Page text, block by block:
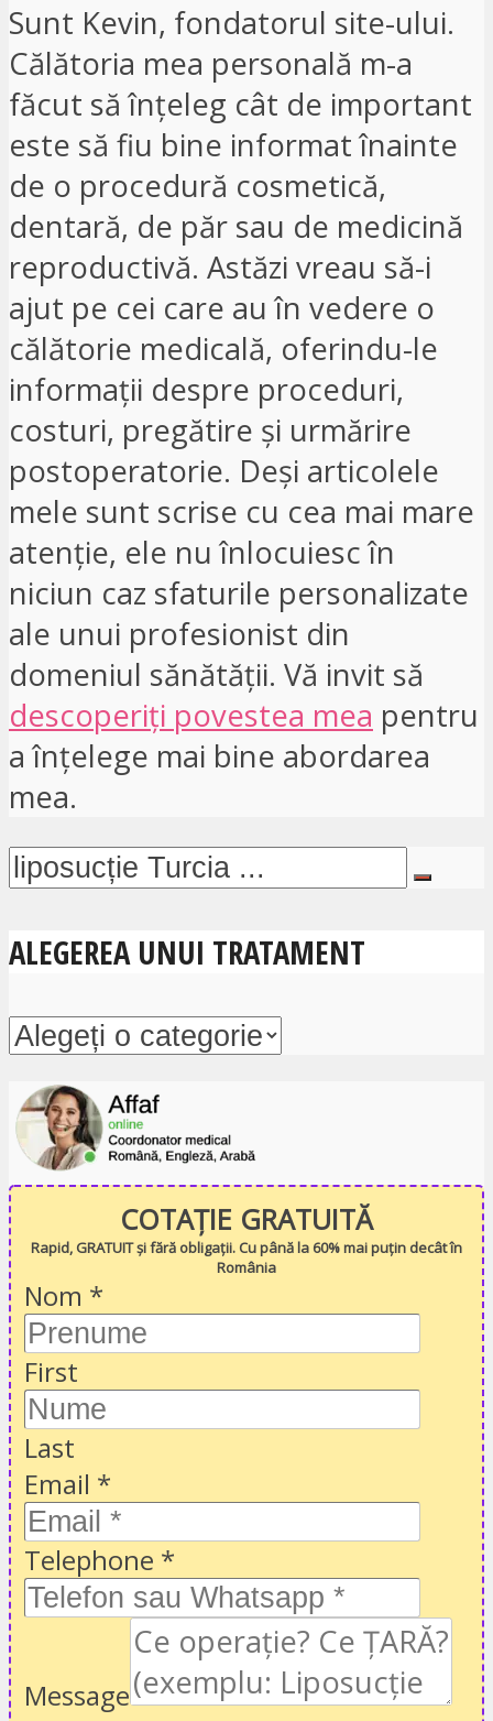
Sunt Kevin, fondatorul site-ului.
Călătoria mea personală m-a
făcut să înțeleg cât de important
este să fiu bine informat înainte
de o procedură cosmetică,
dentară, de păr sau de medicină
reproductivă. Astăzi vreau să-i
ajut pe cei care au în vedere o
călătorie medicală, oferindu-le
informații despre proceduri,
costuri, pregătire și urmărire
postoperatorie. Deși articolele
mele sunt scrise cu cea mai mare
atenție, ele nu înlocuiesc în
niciun caz sfaturile personalizate
ale unui profesionist din
domeniul sănătății. Vă invit să
descoperiți povestea mea pentru
a înțelege mai bine abordarea
mea.
ALEGEREA UNUI TRATAMENT
COTAȚIE GRATUITĂ
Rapid, GRATUIT și fără obligații. Cu până la 60% mai puțin decât în
România
Nom *
First
Last
Email *
Telephone *
Message